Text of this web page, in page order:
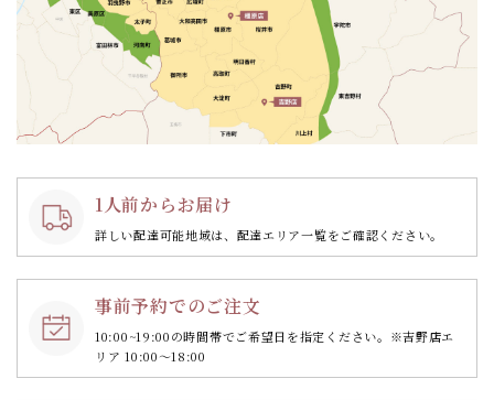
1人前からお届け
詳しい配達可能地域は、配達エリア一覧をご確認ください。
事前予約でのご注文
10:00~19:00の時間帯でご希望日を指定ください。 ※吉野店エ
リア 10:00～18:00